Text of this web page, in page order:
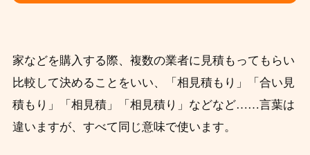
家などを購入する際、複数の業者に見積もってもらい
比較して決めることをいい、「相見積もり」「合い見
積もり」「相見積」「相見積り」などなど……言葉は
違いますが、すべて同じ意味で使います。